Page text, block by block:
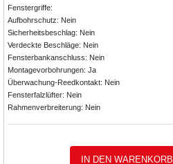
Fenstergriffe:
Aufbohrschutz: Nein
Sicherheitsbeschlag: Nein
Verdeckte Beschläge: Nein
Fensterbankanschluss: Nein
Montagevorbohrungen: Ja
Überwachung-Reedkontakt: Nein
Fensterfalzlüfter: Nein
Rahmenverbreiterung: Nein
IN DEN